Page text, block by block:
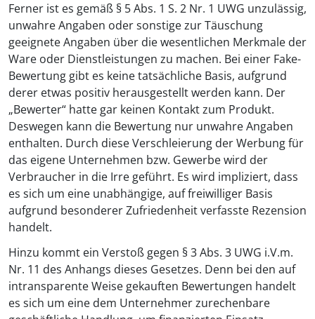
Ferner ist es gemäß § 5 Abs. 1 S. 2 Nr. 1 UWG unzulässig,
unwahre Angaben oder sonstige zur Täuschung
geeignete Angaben über die wesentlichen Merkmale der
Ware oder Dienstleistungen zu machen. Bei einer Fake-
Bewertung gibt es keine tatsächliche Basis, aufgrund
derer etwas positiv herausgestellt werden kann. Der
„Bewerter“ hatte gar keinen Kontakt zum Produkt.
Deswegen kann die Bewertung nur unwahre Angaben
enthalten. Durch diese Verschleierung der Werbung für
das eigene Unternehmen bzw. Gewerbe wird der
Verbraucher in die Irre geführt. Es wird impliziert, dass
es sich um eine unabhängige, auf freiwilliger Basis
aufgrund besonderer Zufriedenheit verfasste Rezension
handelt.
Hinzu kommt ein Verstoß gegen § 3 Abs. 3 UWG i.V.m.
Nr. 11 des Anhangs dieses Gesetzes. Denn bei den auf
intransparente Weise gekauften Bewertungen handelt
es sich um eine dem Unternehmer zurechenbare